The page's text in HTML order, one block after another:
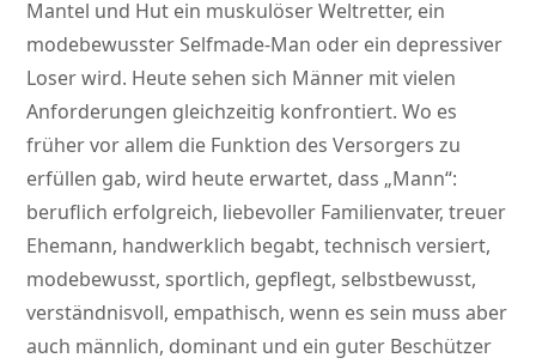
Mantel und Hut ein muskulöser Weltretter, ein
modebewusster Selfmade-Man oder ein depressiver
Loser wird. Heute sehen sich Männer mit vielen
Anforderungen gleichzeitig konfrontiert. Wo es
früher vor allem die Funktion des Versorgers zu
erfüllen gab, wird heute erwartet, dass „Mann“:
beruflich erfolgreich, liebevoller Familienvater, treuer
Ehemann, handwerklich begabt, technisch versiert,
modebewusst, sportlich, gepflegt, selbstbewusst,
verständnisvoll, empathisch, wenn es sein muss aber
auch männlich, dominant und ein guter Beschützer